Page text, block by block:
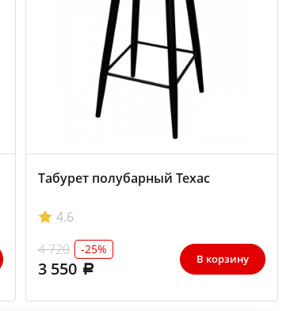
Табурет полубарный Техас
4.6
4 720
-25%
3 550 В корзину